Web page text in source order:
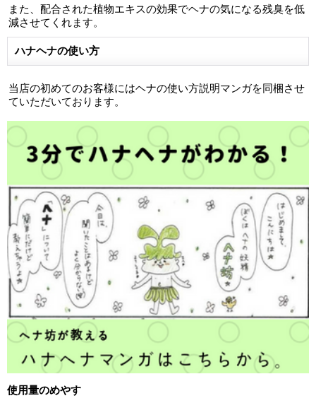
また、配合された植物エキスの効果でヘナの気になる残臭を低
減させてくれます。
ハナヘナの使い方
当店の初めてのお客様にはヘナの使い方説明マンガを同梱させ
ていただいております。
使用量のめやす